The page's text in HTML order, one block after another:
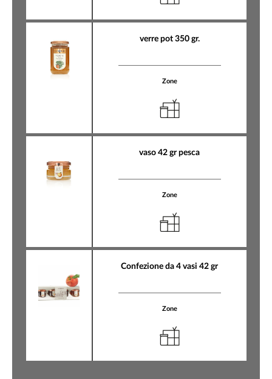
verre pot 350 gr.
Zone
vaso 42 gr pesca
Zone
Confezione da 4 vasi 42 gr
Zone